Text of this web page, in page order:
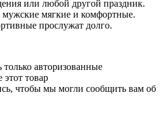
или любой другой праздник.
мягкие и комфортные.
прослужат долго.
авторизованные
товар
чтобы мы могли сообщить вам об